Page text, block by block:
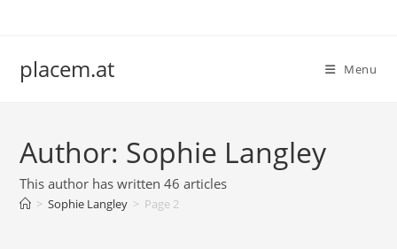
placem.at Menu
Author: Sophie Langley
This author has written 46 articles
> Sophie Langley > Page 2